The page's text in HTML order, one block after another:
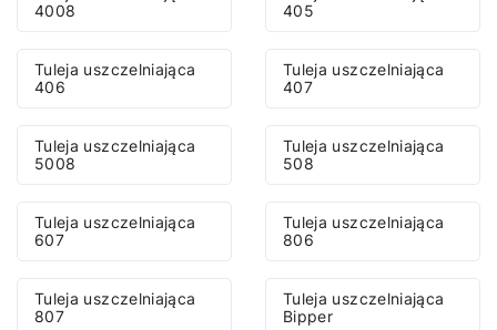
4008
405
Tuleja uszczelniająca
406
Tuleja uszczelniająca
407
Tuleja uszczelniająca
5008
Tuleja uszczelniająca
508
Tuleja uszczelniająca
607
Tuleja uszczelniająca
806
Tuleja uszczelniająca
807
Tuleja uszczelniająca
Bipper